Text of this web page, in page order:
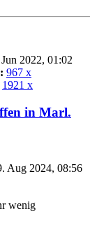
2022, 01:02
967 x
1921 x
in Marl.
Aug 2024, 08:56
wenig